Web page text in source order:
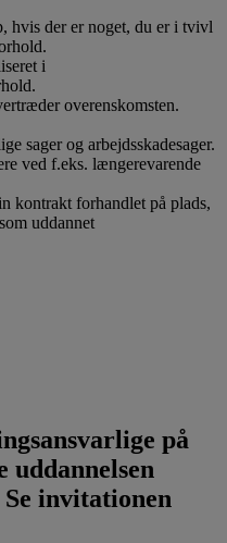
hvis der er noget, du er i tvivl
i
overenskomsten.
sager og arbejdsskadesager.
ved f.eks. længerevarende
kontrakt forhandlet på plads,
uddannet
på
uddannelsen
Se invitationen